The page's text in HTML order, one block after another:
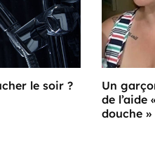
le soir ?
Un
de l’aide
douche »